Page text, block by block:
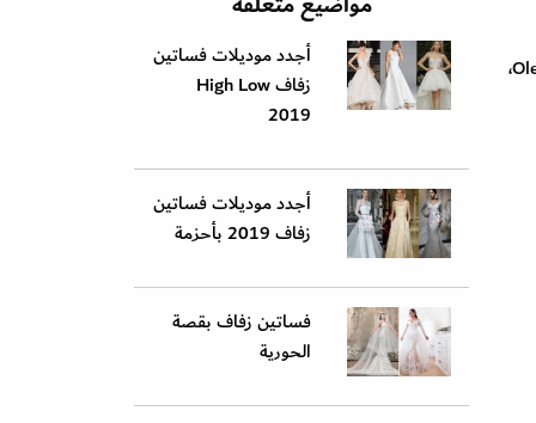
أيضًا قدمت بعض الماركات الأخرى فساتين زفاف ناعمة بتدرجات الأوف وايت، مثل فساتين زفاف Oleg Cassini ،Francesca Miranda،
أجدد موديلات فساتين
زفاف High Low
2019
أجدد موديلات فساتين
زفاف 2019 بأحزمة
فساتين زفاف بقصة
الحورية